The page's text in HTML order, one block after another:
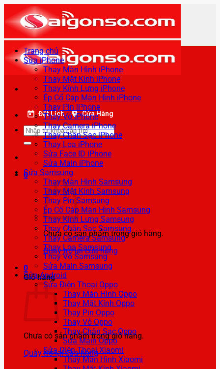
qua
nội
dung
Đặt Lịch Cửa Hàng
Tìm
kiếm:
0
Chưa có sản phẩm trong giỏ hàng.
Quay trở lại cửa hàng
0
Giỏ hàng
Chưa có sản phẩm trong giỏ hàng.
Quay trở lại cửa hàng
Trang chủ
Sửa iPhone
Thay Màn Hình iPhone
Thay Mặt Kính iPhone
Thay Kính Lưng iPhone
Ép Cổ Cáp Màn Hình iPhone
Thay Pin iPhone
Thay Vỏ iPhone
Thay Camera iPhone
Thay Chân Sạc iPhone
Thay Loa iPhone
Sửa Face ID iPhone
Sửa Main iPhone
Sửa Samsung
Thay Màn Hình Samsung
Thay Mặt Kính Samsung
Thay Pin Samsung
Ép Cổ Cáp Màn Hình Samsung
Thay Kính Lưng Samsung
Thay Chân Sạc Samsung
Thay Camera Samsung
Thay Loa Samsung
Thay Vỏ Samsung
Sửa Main Samsung
Sửa Android
Sửa Điện Thoại Oppo
Thay Màn Hình Oppo
Thay Mặt Kính Oppo
Thay Pin Oppo
Thay Vỏ Oppo
Thay Chân Sạc Oppo
Sửa Main Oppo
Sửa Điện Thoại Xiaomi
Thay Màn Hình Xiaomi